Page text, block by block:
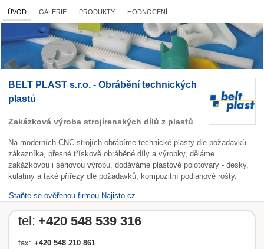
ÚVOD GALERIE PRODUKTY HODNOCENÍ
BELT PLAST s.r.o. - Obrábění technických
plastů
Zakázková výroba strojírenských dílů z plastů
Na moderních CNC strojích obrábíme technické plasty dle požadavků
zákazníka, přesné třískově obráběné díly a výrobky, děláme
zakázkovou i sériovou výrobu, dodáváme plastové polotovary - desky,
kulatiny a také přířezy dle požadavků, kompozitní podlahové rošty.
Staňte se ověřenou firmou Najisto.cz
tel: +420 548 539 316
fax: +420 548 210 861